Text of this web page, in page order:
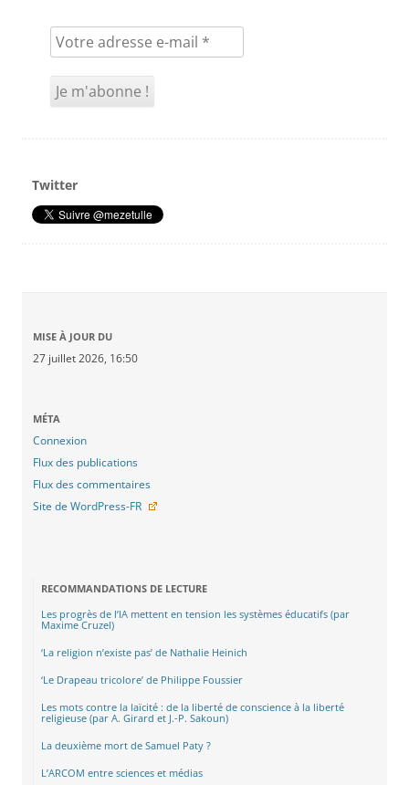
Twitter
MISE À JOUR DU
27 juillet 2026, 16:50
MÉTA
Connexion
Flux des publications
Flux des commentaires
Site de WordPress-FR
RECOMMANDATIONS DE LECTURE
Les progrès de l’IA mettent en tension les systèmes éducatifs (par
Maxime Cruzel)
‘La religion n’existe pas’ de Nathalie Heinich
‘Le Drapeau tricolore’ de Philippe Foussier
Les mots contre la laïcité : de la liberté de conscience à la liberté
religieuse (par A. Girard et J.-P. Sakoun)
La deuxième mort de Samuel Paty ?
L’ARCOM entre sciences et médias